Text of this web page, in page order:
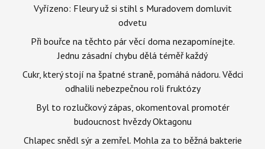
Vyřízeno: Fleury už si stihl s Muradovem domluvit
odvetu
Při bouřce na těchto pár věcí doma nezapomínejte.
Jednu zásadní chybu dělá téměř každý
Cukr, který stojí na špatné straně, pomáhá nádoru. Vědci
odhalili nebezpečnou roli fruktózy
Byl to rozlučkový zápas, okomentoval promotér
budoucnost hvězdy Oktagonu
Chlapec snědl sýr a zemřel. Mohla za to běžná bakterie